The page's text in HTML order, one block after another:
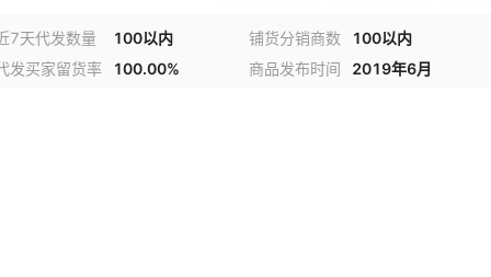
7天代发数量 100以内 铺货分销商数
100以内
发买家留货率
100.00% 商品发布时间 2019年6月